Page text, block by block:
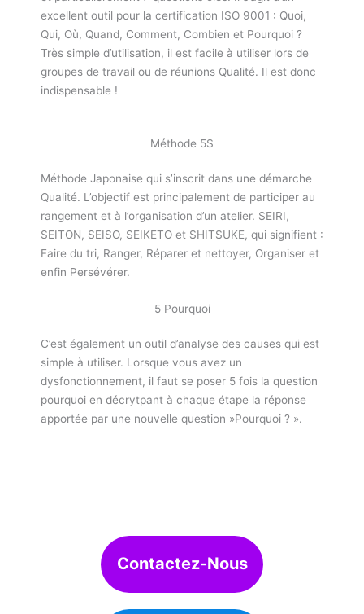
excellent outil pour la certification ISO 9001 : Quoi,
Qui, Où, Quand, Comment, Combien et Pourquoi ?
Très simple d’utilisation, il est facile à utiliser lors de
groupes de travail ou de réunions Qualité. Il est donc
indispensable !
Méthode 5S
Méthode Japonaise qui s’inscrit dans une démarche
Qualité. L’objectif est principalement de participer au
rangement et à l’organisation d’un atelier. SEIRI,
SEITON, SEISO, SEIKETO et SHITSUKE, qui signifient :
Faire du tri, Ranger, Réparer et nettoyer, Organiser et
enfin Persévérer.
5 Pourquoi
C’est également un outil d’analyse des causes qui est
simple à utiliser. Lorsque vous avez un
dysfonctionnement, il faut se poser 5 fois la question
pourquoi en décrytpant à chaque étape la réponse
apportée par une nouvelle question »Pourquoi ? ».
Contactez-Nous